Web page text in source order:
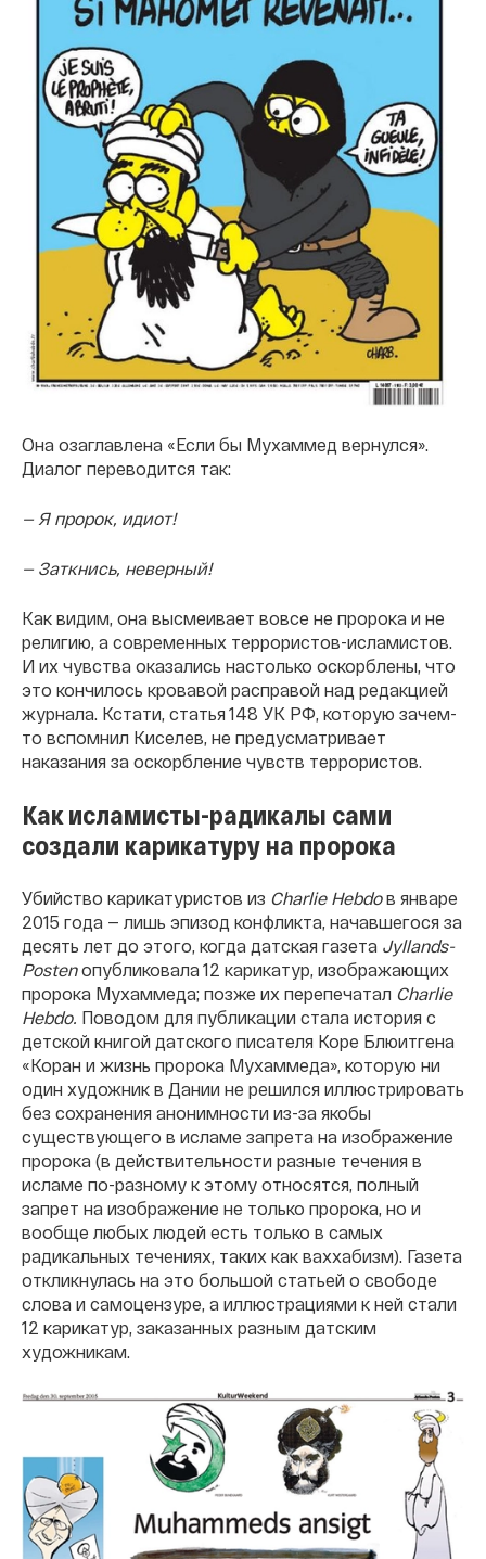
Она озаглавлена «Если бы Мухаммед вернулся».
Диалог переводится так:
— Я пророк, идиот!
— Заткнись, неверный!
Как видим, она высмеивает вовсе не пророка и не
религию, а современных террористов-исламистов.
И их чувства оказались настолько оскорблены, что
это кончилось кровавой расправой над редакцией
журнала. Кстати, статья 148 УК РФ, которую зачем-
то вспомнил Киселев, не предусматривает
наказания за оскорбление чувств террористов.
Как исламисты-радикалы сами
создали карикатуру на пророка
Убийство карикатуристов из Charlie Hebdoв январе
2015 года — лишь эпизод конфликта, начавшегося за
десять лет до этого, когда датская газета Jyllands-
Postenопубликовала 12 карикатур, изображающих
пророка Мухаммеда; позже их перепечатал Charlie
Hebdo. Поводом для публикации стала история с
детской книгой датского писателя Коре Блюитгена
«Коран и жизнь пророка Мухаммеда», которую ни
один художник в Дании не решился иллюстрировать
без сохранения анонимности из-за якобы
существующего в исламе запрета на изображение
пророка (в действительности разные течения в
исламе по-разному к этому относятся, полный
запрет на изображение не только пророка, но и
вообще любых людей есть только в самых
радикальных течениях, таких как ваххабизм). Газета
откликнулась на это большой статьей о свободе
слова и самоцензуре, а иллюстрациями к ней стали
12 карикатур, заказанных разным датским
художникам.